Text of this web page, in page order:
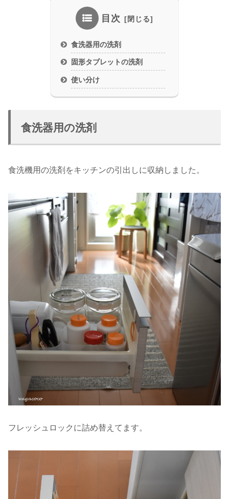
目次
食洗器用の洗剤
固形タブレットの洗剤
使い分け
食洗器用の洗剤
食洗機用の洗剤をキッチンの引出しに収納しました。
フレッシュロックに詰め替えてます。